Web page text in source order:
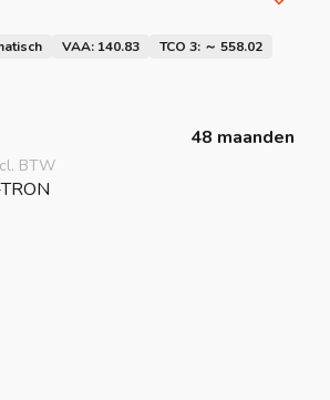
VAA: 140.83
TCO 3: ～ 558.02
48 maanden
BTW